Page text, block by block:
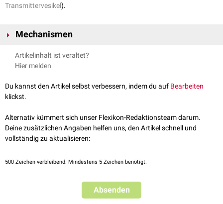
Transmittervesikel).
Mechanismen
Man unterscheidet drei Mechanismen der Zytose:
Endozytose: Die Aufnahme von Flüssigkeiten (
Partikeln durch die Zelle (Transzytose Zytopempsis) aus dem
Extrazellulärraum
Membranrückgewinnung der Vesikel (merokrineSekretion) und die
Abgabe von Partikeln unter Bildung einer weiteren Membran um die
Vesikel (apokrineSekretion) und damit einem doppelten
Holokrine
Sekretion: Ausschluss ganzer sekrethaltiger Zellen aus dem
Artikelinhalt ist veraltet?
Hier melden
Du kannst den Artikel selbst verbessern, indem du auf Bearbeiten
klickst.
Alternativ kümmert sich unser Flexikon-Redaktionsteam darum.
Deine zusätzlichen Angaben helfen uns, den Artikel schnell und
vollständig zu aktualisieren:
500 Zeichen verbleibend. Mindestens 5 Zeichen benötigt.
Absenden